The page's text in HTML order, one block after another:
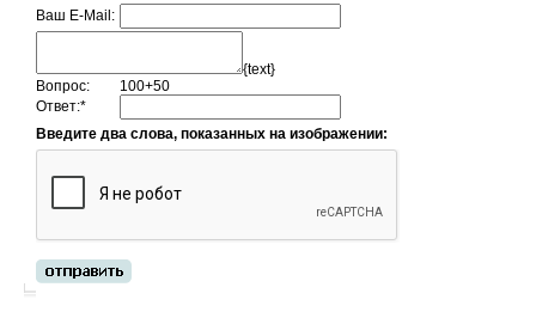
Ваш E-Mail:
{text}
Вопрос:
100+50
Ответ:*
Введите два слова, показанных на изображении: